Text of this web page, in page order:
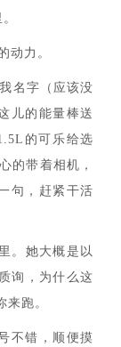
动力。
名字（应该没
儿的能量棒送
的可乐给选
的带着相机，
句，赶紧干活
。她大概是以
询，为什么这
跑。
不错，顺便摸